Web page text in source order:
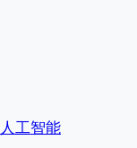
人工智能